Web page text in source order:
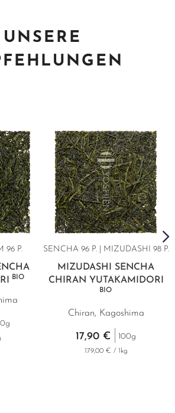
UNSERE
96 P.
BIO
SENCHA 96 P. | MIZUDASHI 98 P.
MIZUDASHI SENCHA
CHIRAN YUTAKAMIDORI
BIO
Chiran, Kagoshima
17,90 € 100g
179,00 € / 1kg